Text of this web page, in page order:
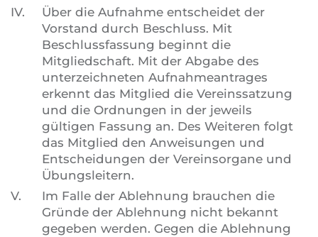
IV.
Über die Aufnahme entscheidet der
Vorstand durch Beschluss. Mit
Beschlussfassung beginnt die
Mitgliedschaft. Mit der Abgabe des
unterzeichneten Aufnahmeantrages
erkennt das Mitglied die Vereinssatzung
und die Ordnungen in der jeweils
gültigen Fassung an. Des Weiteren folgt
das Mitglied den Anweisungen und
Entscheidungen der Vereinsorgane und
Übungsleitern.
V.
Im Falle der Ablehnung brauchen die
Gründe der Ablehnung nicht bekannt
gegeben werden. Gegen die Ablehnung